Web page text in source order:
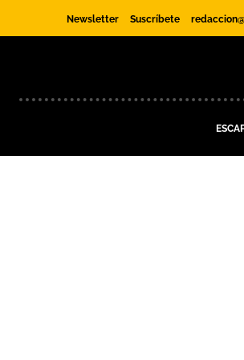
Newsletter Suscríbete